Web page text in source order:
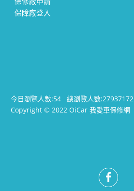
保障廠登入
今日瀏覽人數:54總瀏覽人數:27937172
Copyright © 2022 OiCar 我愛車保修網